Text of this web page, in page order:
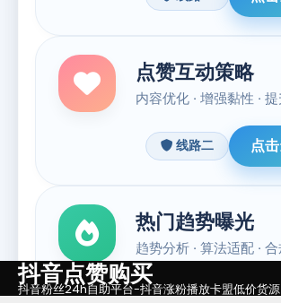
Skip
to
抖音点赞购买
抖音粉丝24h自助平台-抖音涨粉播放卡盟低价货源